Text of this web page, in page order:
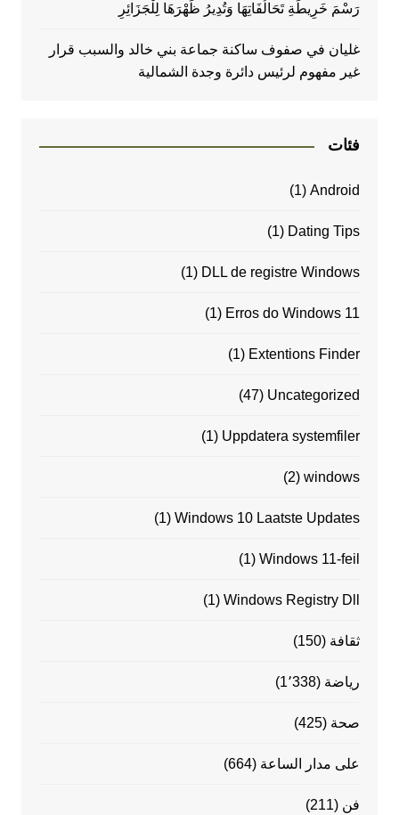
رَسْمَ خَرِيطَةِ تَحَالُفَاتِهَا وَتُدِيرُ ظَهْرَهَا لِلْجَزَائِرِ
غليان في صفوف ساكنة جماعة بني خالد والسبب قرار
غير مفهوم لرئيس دائرة وجدة الشمالية
فئات
Android
(1)
Dating Tips
(1)
DLL de registre Windows
(1)
Erros do Windows 11
(1)
Extentions Finder
(1)
Uncategorized
(47)
Uppdatera systemfiler
(1)
windows
(2)
Windows 10 Laatste Updates
(1)
Windows 11-feil
(1)
Windows Registry Dll
(1)
ثقافة (150)
رياضة (1٬338)
صحة (425)
على مدار الساعة (664)
فن (211)